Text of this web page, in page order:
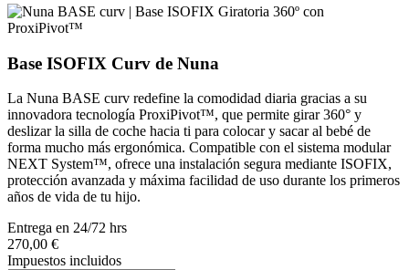
Base ISOFIX Curv de Nuna
La Nuna BASE curv redefine la comodidad diaria gracias a su
innovadora tecnología ProxiPivot™, que permite girar 360° y
deslizar la silla de coche hacia ti para colocar y sacar al bebé de
forma mucho más ergonómica. Compatible con el sistema modular
NEXT System™, ofrece una instalación segura mediante ISOFIX,
protección avanzada y máxima facilidad de uso durante los primeros
años de vida de tu hijo.
Entrega en 24/72 hrs
270,00 €
Impuestos incluidos